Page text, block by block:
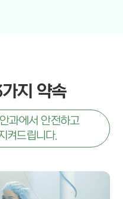
지 약속
과에서 안전하고
켜드립니다.